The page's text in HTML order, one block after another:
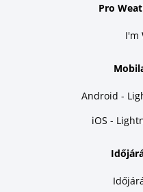
Pro
I'm
Android -
iOS -